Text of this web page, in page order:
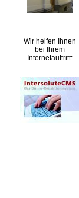
Wir helfen Ihnen
bei Ihrem
Internetauftritt: